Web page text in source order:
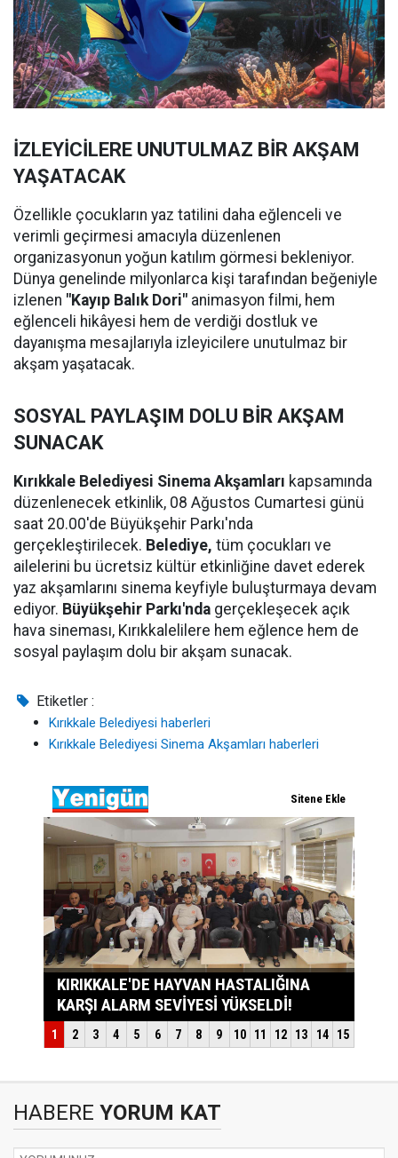
İZLEYİCİLERE UNUTULMAZ BİR AKŞAM
YAŞATACAK
Özellikle çocukların yaz tatilini daha eğlenceli ve
verimli geçirmesi amacıyla düzenlenen
organizasyonun yoğun katılım görmesi bekleniyor.
Dünya genelinde milyonlarca kişi tarafından beğeniyle
izlenen "Kayıp Balık Dori" animasyon filmi, hem
eğlenceli hikâyesi hem de verdiği dostluk ve
dayanışma mesajlarıyla izleyicilere unutulmaz bir
akşam yaşatacak.
SOSYAL PAYLAŞIM DOLU BİR AKŞAM
SUNACAK
Kırıkkale Belediyesi Sinema Akşamları kapsamında
düzenlenecek etkinlik, 08 Ağustos Cumartesi günü
saat 20.00'de Büyükşehir Parkı'nda
gerçekleştirilecek. Belediye, tüm çocukları ve
ailelerini bu ücretsiz kültür etkinliğine davet ederek
yaz akşamlarını sinema keyfiyle buluşturmaya devam
ediyor. Büyükşehir Parkı'nda gerçekleşecek açık
hava sineması, Kırıkkalelilere hem eğlence hem de
sosyal paylaşım dolu bir akşam sunacak.
Etiketler :
Kırıkkale Belediyesi haberleri
Kırıkkale Belediyesi Sinema Akşamları haberleri
HABERE YORUM KAT